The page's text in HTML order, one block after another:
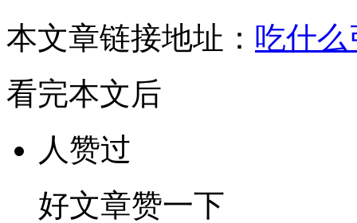
本文章链接地址： 吃什
看完本文后
人赞过
好文章赞一下